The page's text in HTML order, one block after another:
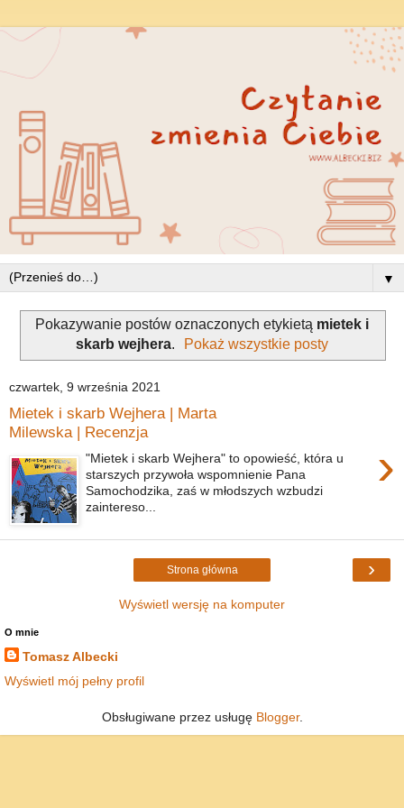
▼
Pokazywanie postów oznaczonych etykietą mietek i
skarb wejhera. Pokaż wszystkie posty
czwartek, 9 września 2021
Mietek i skarb Wejhera | Marta
Milewska | Recenzja
›
"Mietek i skarb Wejhera" to opowieść, która u
starszych przywoła wspomnienie Pana
Samochodzika, zaś w młodszych wzbudzi
zaintereso...
›
Strona główna
Wyświetl wersję na komputer
O mnie
Tomasz Albecki
Wyświetl mój pełny profil
Obsługiwane przez usługę Blogger.